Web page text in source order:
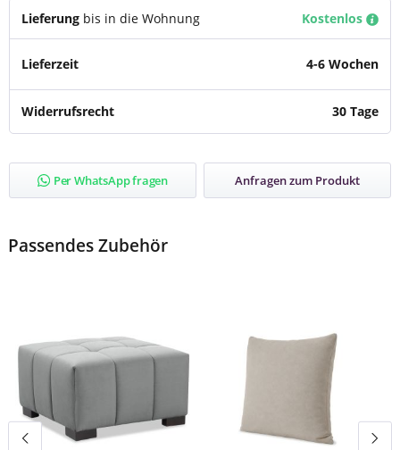
Lieferung bis in die Wohnung Kostenlos
Lieferzeit 4-6 Wochen
Widerrufsrecht 30 Tage
Per WhatsApp fragen Anfragen zum Produkt
Passendes Zubehör